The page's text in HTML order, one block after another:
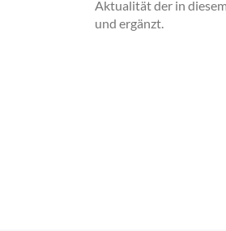
Aktualität der in
und ergänzt.